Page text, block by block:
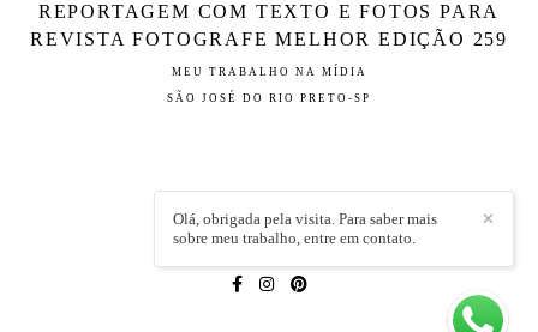
REPORTAGEM COM TEXTO E FOTOS PARA
REVISTA FOTOGRAFE MELHOR EDIÇÃO 259
MEU TRABALHO NA MÍDIA
SÃO JOSÉ DO RIO PRETO-SP
LÍVIA CAPELI/CONTATO
✕
Olá, obrigada pela visita. Para saber mais
sobre meu trabalho, entre em contato.